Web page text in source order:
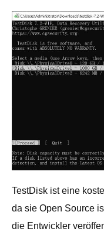
TestDisk ist eine
da sie Open Source
die Entwickler